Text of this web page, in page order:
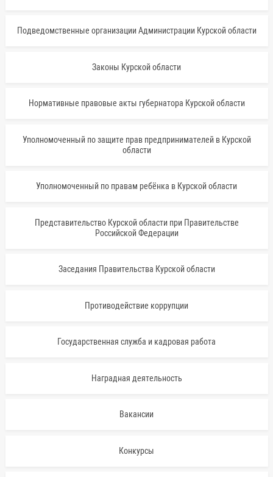
Подведомственные организации Администрации Курской области
Законы Курской области
Нормативные правовые акты губернатора Курской области
Уполномоченный по защите прав предпринимателей в Курской
области
Уполномоченный по правам ребёнка в Курской области
Представительство Курской области при Правительстве
Российской Федерации
Заседания Правительства Курской области
Противодействие коррупции
Государственная служба и кадровая работа
Наградная деятельность
Вакансии
Конкурсы